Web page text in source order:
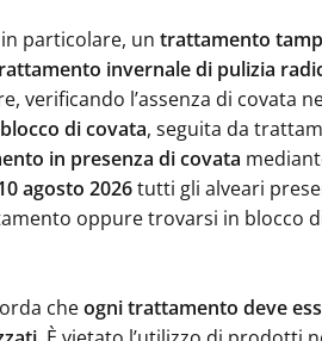
particolare, un trattamento
invernale di pulizia
verificando l’assenza di covata
blocco di covata, seguita da
in presenza di covata
agosto 2026tutti gli alveari
oppure trovarsi in blocco
cheogni trattamento deve